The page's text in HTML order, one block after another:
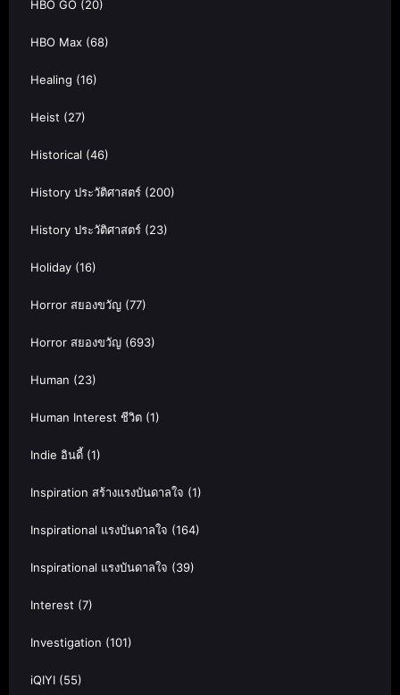
HBO GO (20)
HBO Max (68)
Healing (16)
Heist (27)
Historical (46)
History ประวัติศาสตร์ (200)
History ประวัติศาสตร์ (23)
Holiday (16)
Horror สยองขวัญ (77)
Horror สยองขวัญ (693)
Human (23)
Human Interest ชีวิต (1)
Indie อินดี้ (1)
Inspiration สร้างแรงบันดาลใจ (1)
Inspirational แรงบันดาลใจ (164)
Inspirational แรงบันดาลใจ (39)
Interest (7)
Investigation (101)
iQIYI (55)